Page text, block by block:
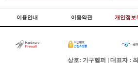
이용안내 이용약관 개인정보
상호: 가구헬퍼 | 대표자 :